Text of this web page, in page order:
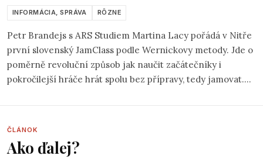
INFORMÁCIA, SPRÁVA RÔZNE
Petr Brandejs s ARS Studiem Martina Lacy pořádá v Nitře
první slovenský JamClass podle Wernickovy metody. Jde o
poměrně revoluční způsob jak naučit začátečníky i
pokročilejší hráče hrát spolu bez přípravy, tedy jamovat.
ČLÁNOK
Ako ďalej?